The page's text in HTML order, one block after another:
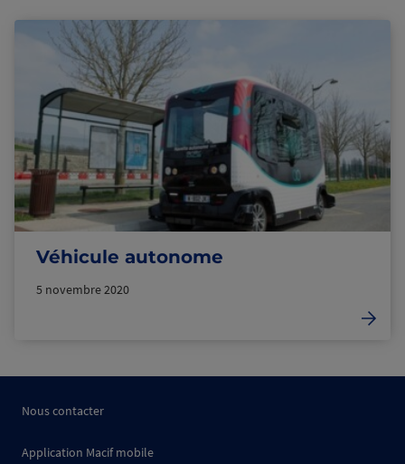
Véhicule autonome
5 novembre 2020
Nous contacter
Application Macif mobile